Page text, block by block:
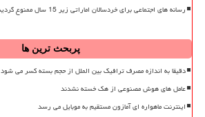
رسانه های اجتماعی برای خردسالان اماراتی زیر 15 سال ممنوع گردید
پربحث ترین ها
دقیقا به اندازه مصرف ترافیک بین الملل از حجم بسته کسر می شود
عامل های هوش مصنوعی از هک خسته نشدند
اینترنت ماهواره ای آمازون مستقیم به موبایل می رسد